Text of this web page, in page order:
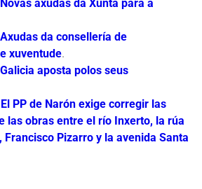
Novas axudas da Xunta para a
Axudas da consellería de
xuventude.
Galicia aposta polos seus
El PP de Narón exige corregir las
las obras entre el río Inxerto, la rúa
Francisco Pizarro y la avenida Santa